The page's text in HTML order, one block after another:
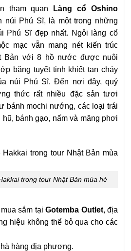
tham quan
Làng cổ Oshino
núi Phú Sĩ, là một trong những
Phú Sĩ đẹp nhất. Ngôi làng cổ
mạc vẫn mang nét kiến trúc
Bản với 8 hồ nước được nuôi
băng tuyết tinh khiết tan chảy
núi Phú Sĩ. Đến nơi đây, quý
thức rất nhiều đặc sản tươi
bánh mochi nướng, các loại trái
bánh gạo, nấm và măng phơi
trong tour Nhật Bản mùa hè
mua sắm tạiGotemba Outlet, địa
hiệu không thể bỏ qua cho các
hàng địa phương.